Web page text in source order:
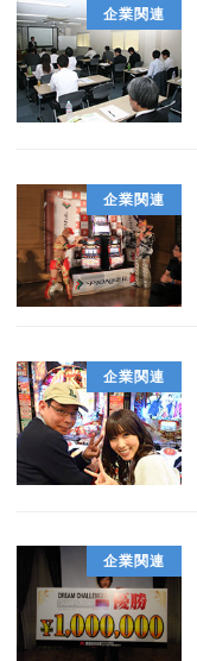
企業関連
企業関連
企業関連
企業関連